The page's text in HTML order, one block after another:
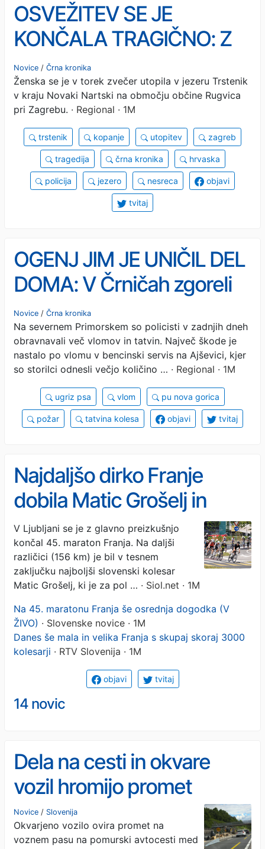
OSVEŽITEV SE JE
KONČALA TRAGIČNO: Z
družino odšla na kopanje
in se utopila
Novice / Črna kronika
Ženska se je v torek zvečer utopila v jezeru Trstenik
v kraju Novaki Nartski na območju občine Rugvica
pri Zagrebu. · Regional · 1M
trstenik kopanje utopitev zagreb
tragedija črna kronika hrvaska
policija jezero nesreca objavi
tvitaj
OGENJ JIM JE UNIČIL DEL
DOMA: V Črničah zgoreli
kuhinja, jedilnica in dnevna
soba
Novice / Črna kronika
Na severnem Primorskem so policisti v zadnjih dneh
obravnavali več vlomov in tatvin. Največ škode je
nastalo po vlomu v bencinski servis na Ajševici, kjer
so storilci odnesli večjo količino … · Regional · 1M
ugriz psa vlom pu nova gorica
požar tatvina kolesa objavi tvitaj
Najdaljšo dirko Franje
dobila Matic Grošelj in
Vesna Alegro Baznik
V Ljubljani se je z glavno preizkušnjo
končal 45. maraton Franja. Na daljši
različici (156 km) je bil v tesnem
zaključku najboljši slovenski kolesar
Matic Grošelj, ki je za pol … · Siol.net · 1M
Na 45. maratonu Franja še osrednja dogodka (V
ŽIVO) · Slovenske novice · 1M
Danes še mala in velika Franja s skupaj skoraj 3000
kolesarji · RTV Slovenija · 1M
objavi tvitaj
14 novic
Dela na cesti in okvare
vozil hromijo promet
Novice / Slovenija
Okvarjeno vozilo ovira promet na
voznem pasu na pomurski avtocesti med